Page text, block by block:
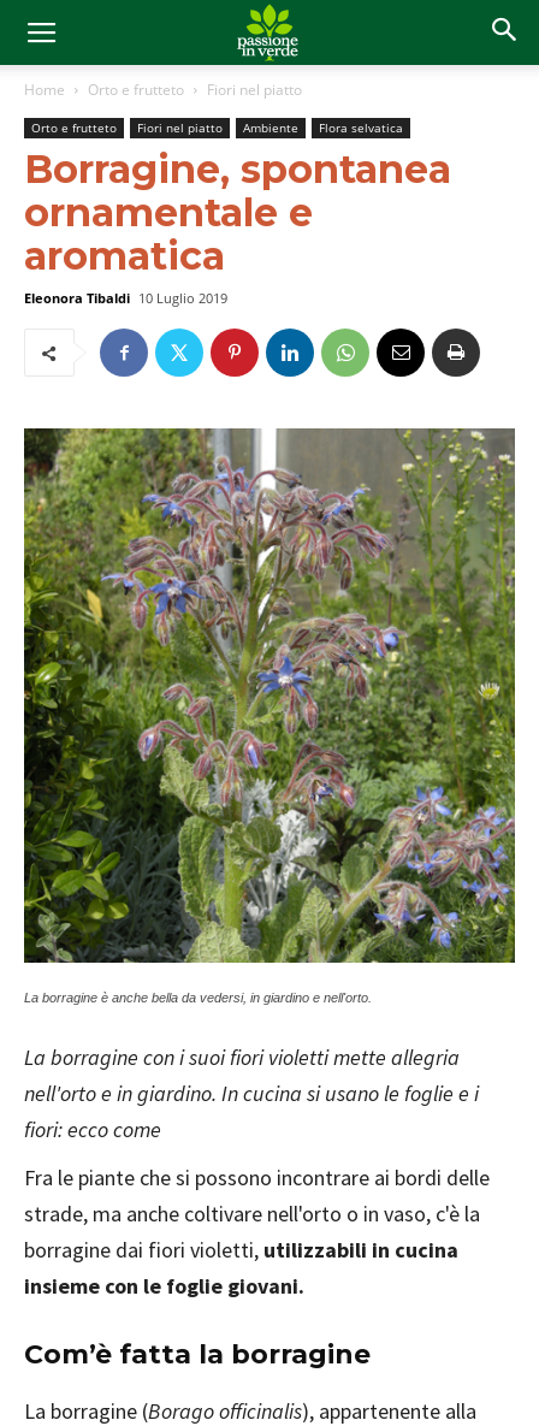
Home Orto e frutteto Fiori nel piatto
Orto e frutteto Fiori nel piatto Ambiente Flora selvatica
Borragine, spontanea
ornamentale e
aromatica
Eleonora Tibaldi 10 Luglio 2019
La borragine è anche bella da vedersi, in giardino e nell'orto.
La borragine con i suoi fiori violetti mette allegria
nell'orto e in giardino. In cucina si usano le foglie e i
fiori: ecco come
Fra le piante che si possono incontrare ai bordi delle
strade, ma anche coltivare nell'orto o in vaso, c'è la
borragine dai fiori violetti, utilizzabili in cucina
insieme con le foglie giovani.
Com’è fatta la borragine
La borragine (Borago officinalis), appartenente alla